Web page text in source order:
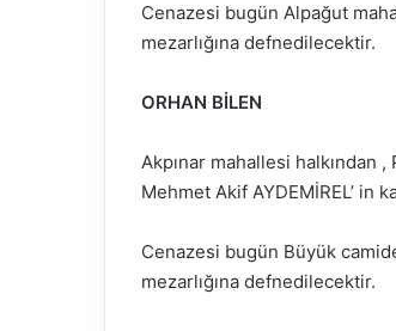
Cenazesi bugün Alpağut
mezarlığına defnedilecektir.
ORHAN BİLEN
Akpınar mahallesi halkından ,
Mehmet Akif AYDEMİREL’ in
Cenazesi bugün Büyük
mezarlığına defnedilecektir.